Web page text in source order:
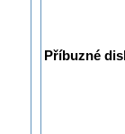
Příbuzné